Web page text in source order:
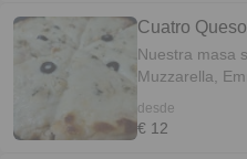
Cuatro
Nuestra masa
Muzzarella,
desde
€ 12